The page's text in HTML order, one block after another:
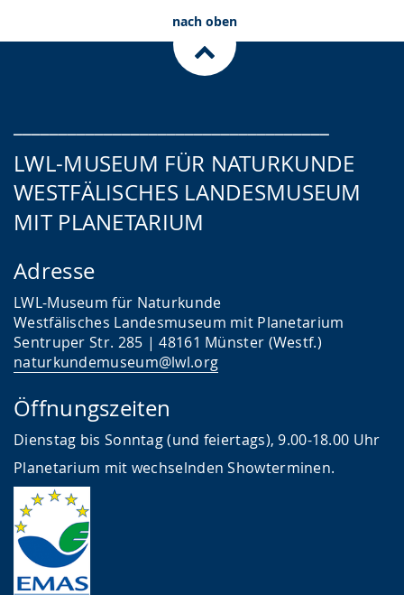
nach oben
LWL-MUSEUM FÜR NATURKUNDE
WESTFÄLISCHES LANDESMUSEUM
MIT PLANETARIUM
Adresse
LWL-Museum für Naturkunde
Westfälisches Landesmuseum mit Planetarium
Sentruper Str. 285 | 48161 Münster (Westf.)
naturkundemuseum@lwl.org
Öffnungszeiten
Dienstag bis Sonntag (und feiertags), 9.00-18.00 Uhr
Planetarium mit wechselnden Showterminen.